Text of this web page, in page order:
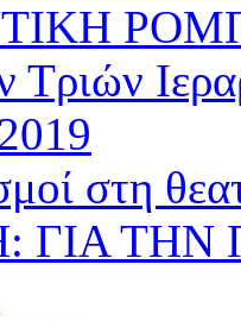
Τριών
στη
ΓΙΑ ΤΗΝ